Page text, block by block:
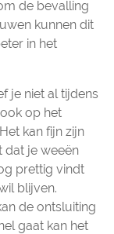
de bevalling
kunnen dit
in het
je niet al tijdens
op het
kan fijn zijn
dat je weeën
prettig vindt
blijven.
de ontsluiting
gaat kan het